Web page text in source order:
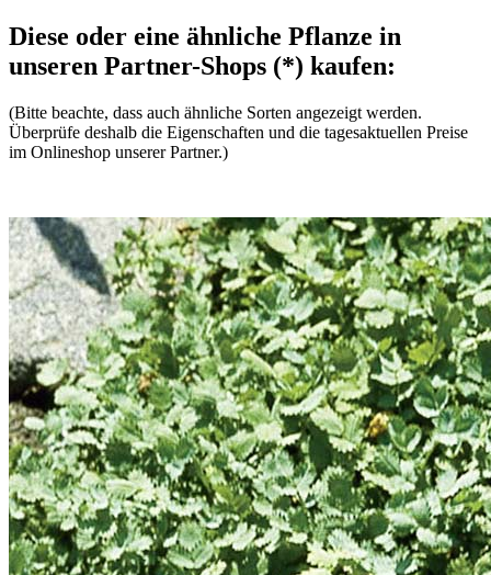
Diese oder eine ähnliche Pflanze in
unseren Partner-Shops (*) kaufen:
(Bitte beachte, dass auch ähnliche Sorten angezeigt werden.
Überprüfe deshalb die Eigenschaften und die tagesaktuellen Preise
im Onlineshop unserer Partner.)